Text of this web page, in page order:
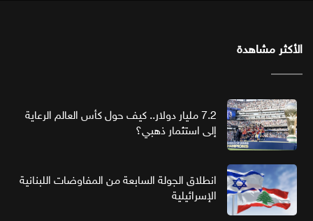
الأكثر مشاهدة
7.2 مليار دولار.. كيف حول كأس العالم الرعاية
إلى استثمار ذهبي؟
انطلاق الجولة السابعة من المفاوضات اللبنانية
الإسرائيلية